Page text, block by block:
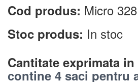
Cod produs: Micro 328
Stoc produs: In stoc
Cantitate exprimata
contine 4 saci pentru